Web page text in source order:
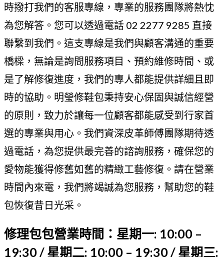
時撥打我們的客服專線，專業的服務團隊將熱忱
為您解答。您可以透過電話 02 2277 9285 直接
聯繫到我們。這支專線是我們與顧客溝通的重要
橋樑，無論是詢問服務項目、預約維修時間、或
是了解修復進度，我們的專人都能提供詳細且即
時的協助。明瑩修鞋包秉持安心保固與誠信經營
的原則，致力於讓每一位顧客都能感受到行家首
選的專業與用心。我們資深皮革師傅團隊期待透
過電話，為您提供最完善的諮詢服務，確保您的
愛物能獲得修舊如舊的精緻工藝修復。請在營業
時間內來電，我們將竭誠為您服務，幫助您的鞋
包恢復昔日光采。
修理包包營業時間：星期一: 10:00 –
19:30 / 星期二: 10:00 – 19:30 / 星期三: